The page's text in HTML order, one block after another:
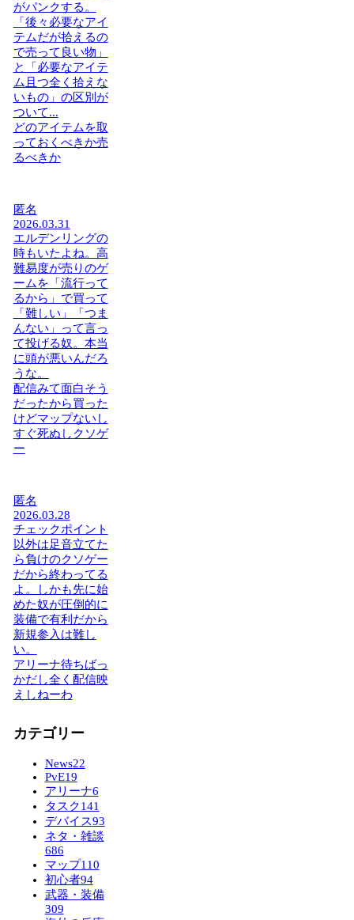
がパンクする。
「後々必要なアイ
テムだが拾えるの
で売って良い物」
と「必要なアイテ
ム且つ全く拾えな
いもの」の区別が
ついて...
どのアイテムを取
っておくべきか売
るべきか
匿名
2026.03.31
エルデンリングの
時もいたよね。高
難易度が売りのゲ
ームを「流行って
るから」で買って
「難しい」「つま
んない」って言っ
て投げる奴。本当
に頭が悪いんだろ
うな。
配信みて面白そう
だったから買った
けどマップないし
すぐ死ぬしクソゲ
ー
匿名
2026.03.28
チェックポイント
以外は足音立てた
ら負けのクソゲー
だから終わってる
よ。しかも先に始
めた奴が圧倒的に
装備で有利だから
新規参入は難し
い。
アリーナ待ちばっ
かだし全く配信映
えしねーわ
カテゴリー
News22
PvE19
アリーナ6
タスク141
デバイス93
ネタ・雑談
686
マップ110
初心者94
武器・装備
309